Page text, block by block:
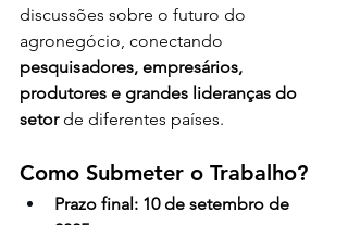
discussões sobre o futuro do
agronegócio, conectando
pesquisadores, empresários,
produtores e grandes lideranças do
setor de diferentes países.
Como Submeter o Trabalho?
Prazo final: 10 de setembro de